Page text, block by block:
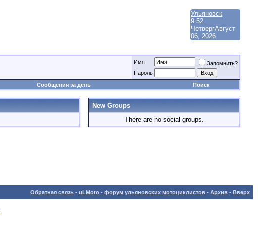
Ульяновск
9:52
ЧетвергАвгуст
06, 2026
Имя
Запомнить?
Пароль
Сообщения за день Поиск
New Groups
There are no social groups.
Обратная связь - uLMoto - форум ульяновских мотоциклистов - Архив - Вверх